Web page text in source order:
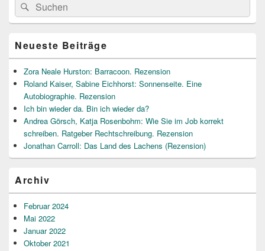
Seitenleisten
Widget-
Bereich
nach:
Suchen
Neueste Beiträge
Zora Neale Hurston: Barracoon. Rezension
Roland Kaiser, Sabine Eichhorst: Sonnenseite. Eine
Autobiographie. Rezension
Ich bin wieder da. Bin ich wieder da?
Andrea Görsch, Katja Rosenbohm: Wie Sie im Job korrekt
schreiben. Ratgeber Rechtschreibung. Rezension
Jonathan Carroll: Das Land des Lachens (Rezension)
Archiv
Februar 2024
Mai 2022
Januar 2022
Oktober 2021